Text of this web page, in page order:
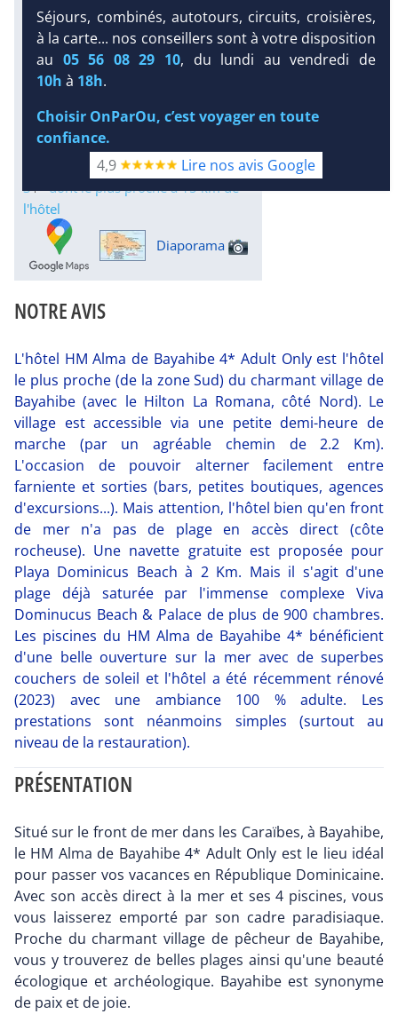
DEMANDE
DEVIS /
Infos météo :
31 °C 185 mm
30 °C
Infos plages :
Dist.Distance
2 km
500 m
Équipement :
290
Tx:29 % Tx :14 %
Infos golfs :
3 dont le plus proche à 15 km de
l'hôtel
Diaporama
NOTRE AVIS
L'hôtel HM Alma de Bayahibe 4* Adult Only est l'hôtel
le plus proche (de la zone Sud) du charmant village de
Bayahibe (avec le Hilton La Romana, côté Nord). Le
village est accessible via une petite demi-heure de
marche (par un agréable chemin de 2.2 Km).
L'occasion de pouvoir alterner facilement entre
farniente et sorties (bars, petites boutiques, agences
d'excursions...). Mais attention, l'hôtel bien qu'en front
de mer n'a pas de plage en accès direct (côte
rocheuse). Une navette gratuite est proposée pour
Playa Dominicus Beach à 2 Km. Mais il s'agit d'une
plage déjà saturée par l'immense complexe Viva
Dominucus Beach & Palace de plus de 900 chambres.
Les piscines du HM Alma de Bayahibe 4* bénéficient
d'une belle ouverture sur la mer avec de superbes
couchers de soleil et l'hôtel a été récemment rénové
(2023) avec une ambiance 100 % adulte. Les
prestations sont néanmoins simples (surtout au
niveau de la restauration).
PRÉSENTATION
Situé sur le front de mer dans les Caraïbes, à Bayahibe,
le HM Alma de Bayahibe 4* Adult Only est le lieu idéal
pour passer vos vacances en République Dominicaine.
Avec son accès direct à la mer et ses 4 piscines, vous
vous laisserez emporté par son cadre paradisiaque.
Proche du charmant village de pêcheur de Bayahibe,
vous y trouverez de belles plages ainsi qu'une beauté
écologique et archéologique. Bayahibe est synonyme
de paix et de joie.
Séjours, combinés, autotours, circuits, croisières,
à la carte... nos conseillers sont à votre disposition
au 05 56 08 29 10, du lundi au vendredi de
10h à 18h.
Choisir OnParOu, c’est voyager en toute
confiance.
4,9
Lire nos avis Google